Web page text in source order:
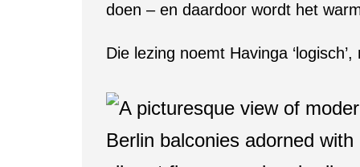
doen – en daardoor wordt het
Die lezing noemt Havinga